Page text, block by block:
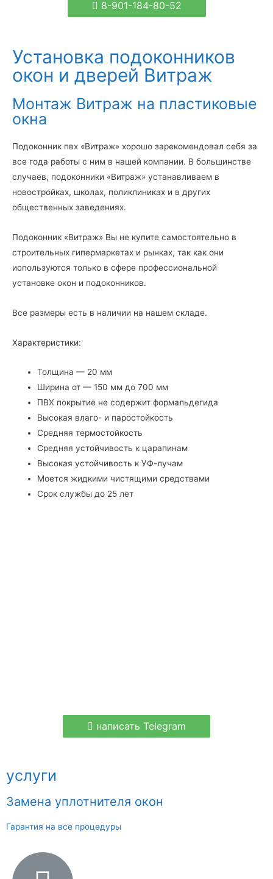
8-901-184-80-52
Установка подоконников
окон и дверей Витраж
Монтаж Витраж на пластиковые
окна
Подоконник пвх «Витраж» хорошо зарекомендовал себя за
все года работы с ним в нашей компании. В большинстве
случаев, подоконники «Витраж» устанавливаем в
новостройках, школах, поликлиниках и в других
общественных заведениях.
Подоконник «Витраж» Вы не купите самостоятельно в
строительных гипермаркетах и рынках, так как они
используются только в сфере профессиональной
установке окон и подоконников.
Все размеры есть в наличии на нашем складе.
Характеристики:
Толщина — 20 мм
Ширина от — 150 мм до 700 мм
ПВХ покрытие не содержит формальдегида
Высокая влаго- и паростойкость
Средняя термостойкость
Средняя устойчивость к царапинам
Высокая устойчивость к УФ-лучам
Моется жидкими чистящими средствами
Срок службы до 25 лет
написать Telegram
услуги
Замена уплотнителя окон
Гарантия на все процедуры